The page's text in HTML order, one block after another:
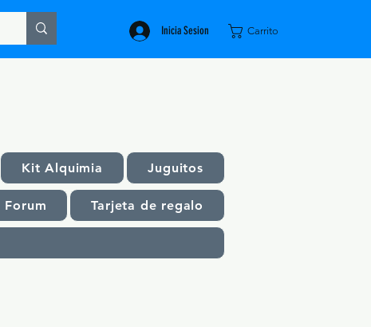
Inicia Sesion Carrito
Kit Alquimia Juguitos
Forum Tarjeta de regalo